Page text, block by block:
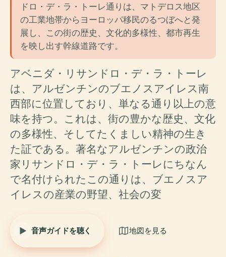
ドロ・デ・ラ・トーレ通りは、マトデロス地区
の工業地帯からヨーロッパ移民のるつぼへと発
展し、この街の歴史、文化的多様性、都市再生
を映し出す幹線道路です。
アベニダ・リサンドロ・デ・ラ・トーレ
は、アルゼンチンのブエノスアイレス南
西部に位置しており、単なる通り以上の意
味を持つ。これは、街の豊かな歴史、文化
の多様性、そしてたくましい精神の生き
た証である。著名なアルゼンチンの政治
家リサンドロ・デ・ラ・トーレにちなん
で名付けられたこの通りは、ブエノスア
イレスの産業の野望、社会の変
音声ガイドを聴く 地図を見る